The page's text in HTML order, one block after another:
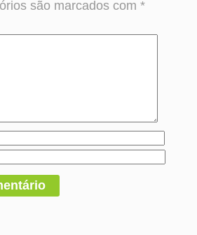
são marcados com*